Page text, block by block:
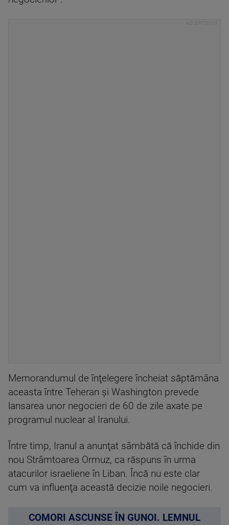
Memorandumul de înţelegere încheiat săptămâna
aceasta între Teheran şi Washington prevede
lansarea unor negocieri de 60 de zile axate pe
programul nuclear al Iranului.
Între timp, Iranul a anunţat sâmbătă că închide din
nou Strâmtoarea Ormuz, ca răspuns în urma
atacurilor israeliene în Liban. Încă nu este clar
cum va influenţa această decizie noile negocieri.
COMORI ASCUNSE ÎN GUNOI. LEMNUL